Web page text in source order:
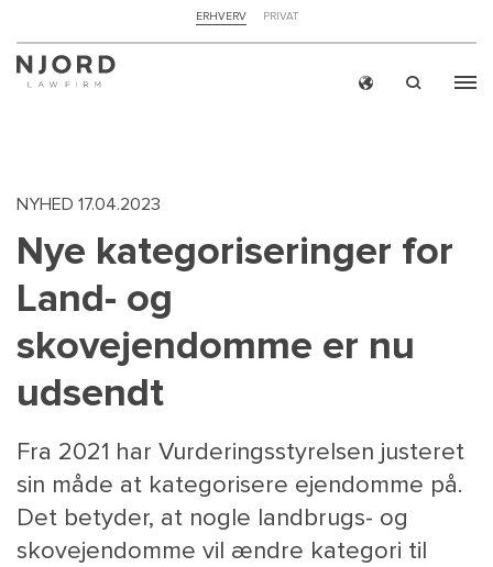
TOP
MENU
ERHVERV PRIVAT
NYHED 17.04.2023
Nye kategoriseringer for
Land- og
skovejendomme er nu
udsendt
Fra 2021 har Vurderingsstyrelsen justeret
sin måde at kategorisere ejendomme på.
Det betyder, at nogle landbrugs- og
skovejendomme vil ændre kategori til